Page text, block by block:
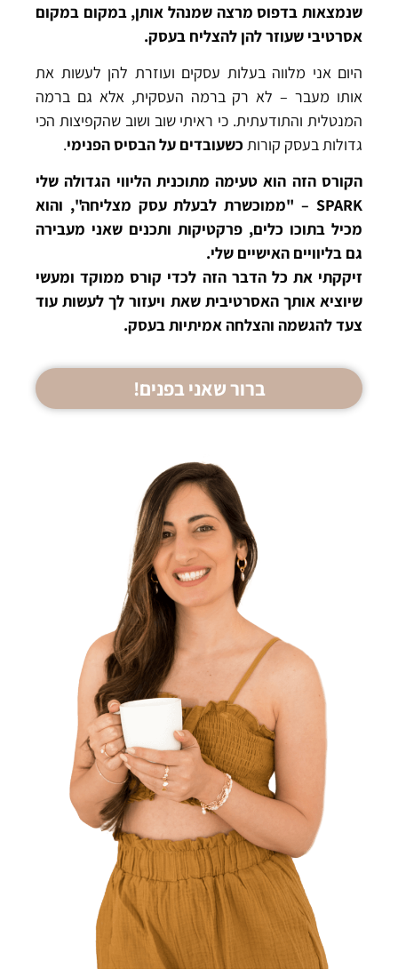
שנמצאות בדפוס מרצה שמנהל אותן, במקום במקום
אסרטיבי שעוזר להן להצליח בעסק.
היום אני מלווה בעלות עסקים ועוזרת להן לעשות את
אותו מעבר – לא רק ברמה העסקית, אלא גם ברמה
המנטלית והתודעתית. כי ראיתי שוב ושוב שהקפיצות הכי
גדולות בעסק קורות כשעובדים על הבסיס הפנימי.
הקורס הזה הוא טעימה מתוכנית הליווי הגדולה שלי
SPARK – "ממוכשרת לבעלת עסק מצליחה", והוא
מכיל בתוכו כלים, פרקטיקות ותכנים שאני מעבירה
גם בליוויים האישיים שלי.
זיקקתי את כל הדבר הזה לכדי קורס ממוקד ומעשי
שיוציא אותך האסרטיבית שאת ויעזור לך לעשות עוד
צעד להגשמה והצלחה אמיתיות בעסק.
ברור שאני בפנים!